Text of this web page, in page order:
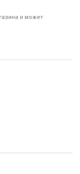
и может